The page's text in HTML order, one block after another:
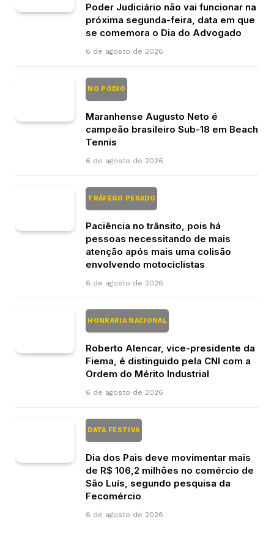
Poder Judiciário não vai funcionar na
próxima segunda-feira, data em que
se comemora o Dia do Advogado
6 de agosto de 2026
NO PÓDIO
Maranhense Augusto Neto é
campeão brasileiro Sub-18 em Beach
Tennis
6 de agosto de 2026
TRÁFEGO PESADO
Paciência no trânsito, pois há
pessoas necessitando de mais
atenção após mais uma colisão
envolvendo motociclistas
6 de agosto de 2026
HONRARIA NACIONAL
Roberto Alencar, vice-presidente da
Fiema, é distinguido pela CNI com a
Ordem do Mérito Industrial
6 de agosto de 2026
DATA FESTIVA
Dia dos Pais deve movimentar mais
de R$ 106,2 milhões no comércio de
São Luís, segundo pesquisa da
Fecomércio
6 de agosto de 2026